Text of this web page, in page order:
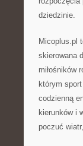
dziedzinie.
Micoplus.pl
skierowana
miłośników
którym
codzienną
kierunków i
poczuć